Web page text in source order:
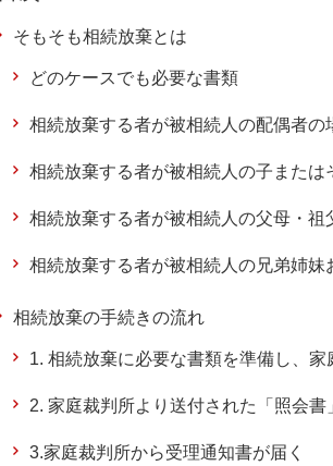
そもそも相続放棄とは
どのケースでも必要な書類
相続放棄する者が被相続人の配偶者の
相続放棄する者が被相続人の子または
相続放棄する者が被相続人の父母・祖
相続放棄する者が被相続人の兄弟姉妹
相続放棄の手続きの流れ
1. 相続放棄に必要な書類を準備し、
2. 家庭裁判所より送付された「照会書
3.家庭裁判所から受理通知書が届く